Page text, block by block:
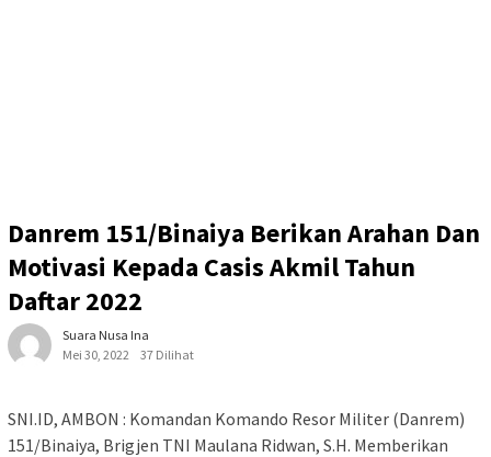
Danrem 151/Binaiya Berikan Arahan Dan
Motivasi Kepada Casis Akmil Tahun
Daftar 2022
Suara Nusa Ina
Mei 30, 2022
37 Dilihat
SNI.ID, AMBON : Komandan Komando Resor Militer (Danrem)
151/Binaiya, Brigjen TNI Maulana Ridwan, S.H. Memberikan